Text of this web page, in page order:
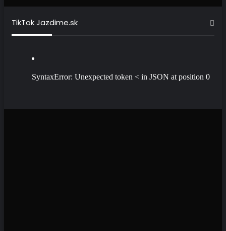
TikTok Jazdime.sk
SyntaxError: Unexpected token < in JSON at position 0